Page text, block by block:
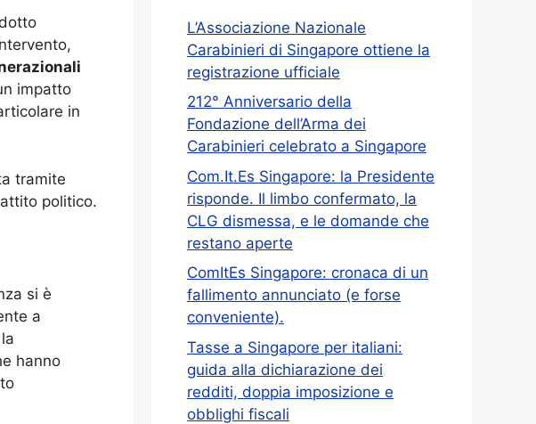
impatto
in
tramite
politico.
si è
a
hanno
L’Associazione Nazionale
Carabinieri di Singapore ottiene la
registrazione ufficiale
212° Anniversario della
Fondazione dell’Arma dei
Carabinieri celebrato a Singapore
Com.It.Es Singapore: la Presidente
risponde. Il limbo confermato, la
CLG dismessa, e le domande che
restano aperte
ComItEs Singapore: cronaca di un
fallimento annunciato (e forse
conveniente).
Tasse a Singapore per italiani:
guida alla dichiarazione dei
redditi, doppia imposizione e
obblighi fiscali